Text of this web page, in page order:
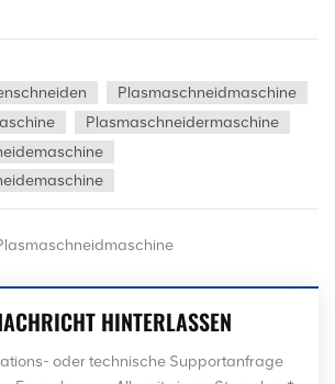
Plasmaschneidmaschine
Plasmaschneidermaschine
HINTERLASSEN
oder technische Supportanfrage